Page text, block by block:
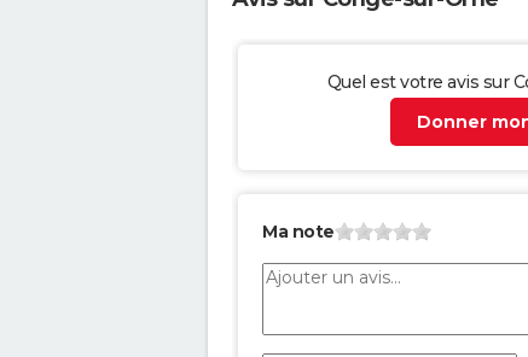
Quel est votre avis sur
Donner
Ma note